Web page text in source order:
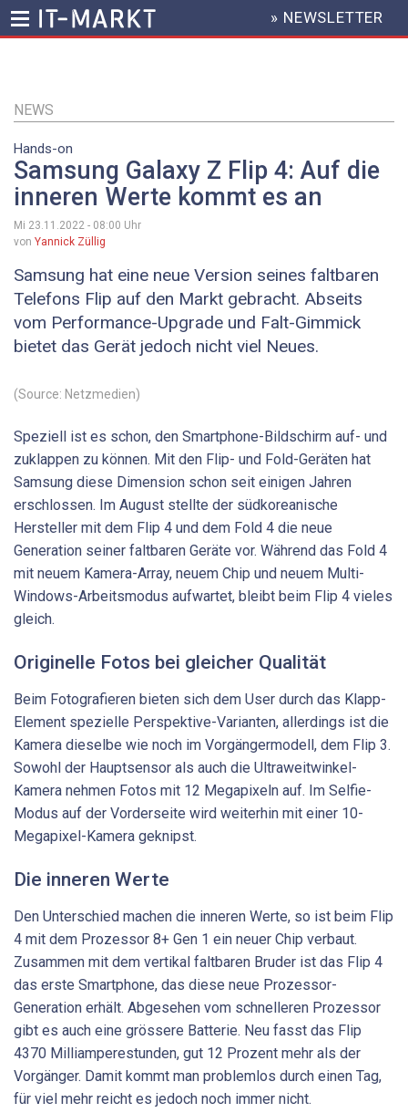
Inhalt
HEADER
MENU
» NEWSLETTER
NEWS
Hands-on
Samsung Galaxy Z Flip 4: Auf die
inneren Werte kommt es an
Mi 23.11.2022 - 08:00 Uhr
von Yannick Züllig
Samsung hat eine neue Version seines faltbaren
Telefons Flip auf den Markt gebracht. Abseits
vom Performance-Upgrade und Falt-Gimmick
bietet das Gerät jedoch nicht viel Neues.
(Source: Netzmedien)
Speziell ist es schon, den Smartphone-Bildschirm auf- und
zuklappen zu können. Mit den Flip- und Fold-Geräten hat
Samsung diese Dimension schon seit einigen Jahren
erschlossen. Im August stellte der südkoreanische
Hersteller mit dem Flip 4 und dem Fold 4 die neue
Generation seiner faltbaren Geräte vor. Während das Fold 4
mit neuem Kamera-Array, neuem Chip und neuem Multi-
Windows-Arbeitsmodus aufwartet, bleibt beim Flip 4 vieles
gleich.
Originelle Fotos bei gleicher Qualität
Beim Fotografieren bieten sich dem User durch das Klapp-
Element spezielle Perspektive-Varianten, allerdings ist die
Kamera dieselbe wie noch im Vorgängermodell, dem Flip 3.
Sowohl der Hauptsensor als auch die Ultraweitwinkel-
Kamera nehmen Fotos mit 12 Megapixeln auf. Im Selfie-
Modus auf der Vorderseite wird weiterhin mit einer 10-
Megapixel-Kamera geknipst.
Die inneren Werte
Den Unterschied machen die inneren Werte, so ist beim Flip
4 mit dem Prozessor 8+ Gen 1 ein neuer Chip verbaut.
Zusammen mit dem vertikal faltbaren Bruder ist das Flip 4
das erste Smartphone, das diese neue Prozessor-
Generation erhält. Abgesehen vom schnelleren Prozessor
gibt es auch eine grössere Batterie. Neu fasst das Flip
4370 Milliamperestunden, gut 12 Prozent mehr als der
Vorgänger. Damit kommt man problemlos durch einen Tag,
für viel mehr reicht es jedoch noch immer nicht.